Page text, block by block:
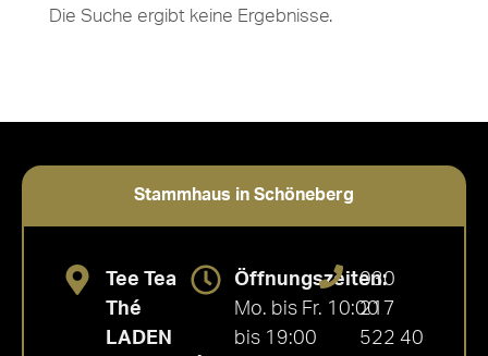
Die Suche ergibt keine Ergebnisse.
Stammhaus in Schöneberg
Tee Tea
Thé
LADEN
Öffnungszeiten:
Mo. bis Fr. 10:00
bis 19:00
030
217
522 40